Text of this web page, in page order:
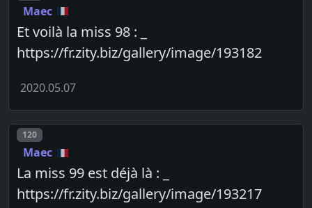
Maec
Et voilà la miss 98 : _
https://fr.zity.biz/gallery/image/193182
2020.05.07
Post number
120
Maec
La miss 99 est déjà là : _
https://fr.zity.biz/gallery/image/193217